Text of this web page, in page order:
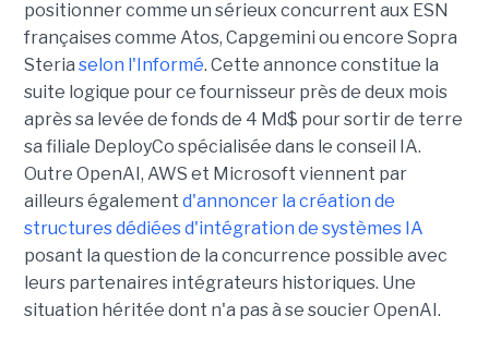
positionner comme un sérieux concurrent aux ESN
françaises comme Atos, Capgemini ou encore Sopra
Steria selon l'Informé. Cette annonce constitue la
suite logique pour ce fournisseur près de deux mois
après sa levée de fonds de 4 Md$ pour sortir de terre
sa filiale DeployCo spécialisée dans le conseil IA.
Outre OpenAI, AWS et Microsoft viennent par
ailleurs également d'annoncer la création de
structures dédiées d'intégration de systèmes IA
posant la question de la concurrence possible avec
leurs partenaires intégrateurs historiques. Une
situation héritée dont n'a pas à se soucier OpenAI.